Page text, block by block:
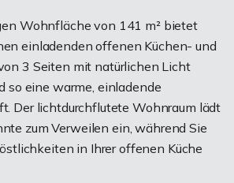
Wohnfläche von 141 m² bietet
einladenden offenen Küchen- und
3 Seiten mit natürlichen Licht
so eine warme, einladende
Der lichtdurchflutete Wohnraum lädt
zum Verweilen ein, während Sie
in Ihrer offenen Küche